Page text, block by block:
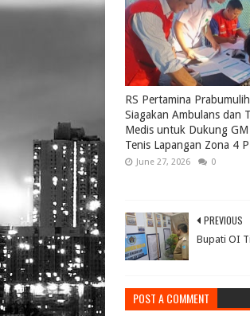
RS Pertamina Prabumulih
Siagakan Ambulans dan
Medis untuk Dukung GM
Tenis Lapangan Zona 4
June 27, 2026 0
PREVIOUS
Bupati OI
POST A COMMENT